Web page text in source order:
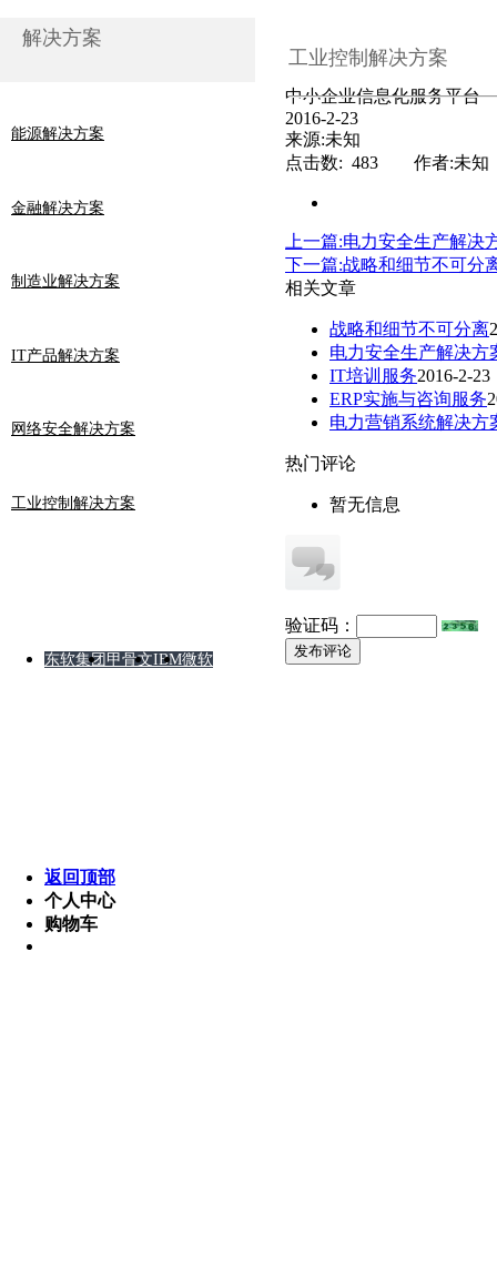
解决方案
能源解决方案
金融解决方案
制造业解决方案
IT产品解决方案
网络安全解决方案
工业控制解决方案
工业控制解决方案
中小企业信息化服务平台
2016-2-23
来源:未知
点击数: 483 作者:未知
上一篇:电力安全生产解决
下一篇:战略和细节不可分
相关文章
战略和细节不可分离
电力安全生产解决方
IT培训服务2016-2-23
ERP实施与咨询服务
电力营销系统解决方
热门评论
暂无信息
验证码：
发布评论
东软集团 甲骨文IBM微软
返回顶部
个人中心
购物车